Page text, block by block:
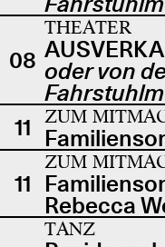
08
THEATER
oder von
11
ZUM
11
ZUM
Rebecca
TANZ